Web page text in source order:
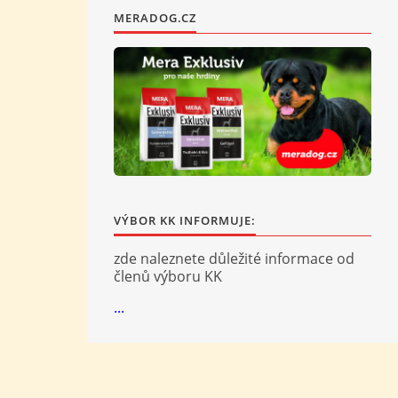
MERADOG.CZ
VÝBOR KK INFORMUJE:
zde naleznete důležité informace od
členů výboru KK
...